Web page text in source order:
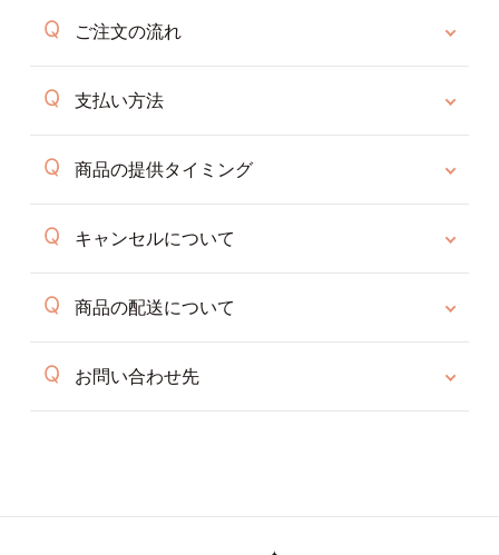
ご注文の流れ
支払い方法
商品の提供タイミング
キャンセルについて
商品の配送について
お問い合わせ先